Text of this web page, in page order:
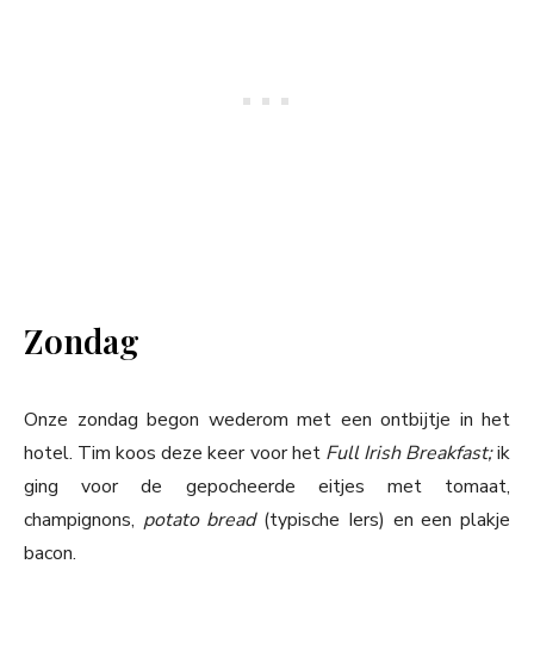
Zondag
Onze zondag begon wederom met een ontbijtje in het
hotel. Tim koos deze keer voor het Full Irish Breakfast;ik
ging voor de gepocheerde eitjes met tomaat,
champignons, potato bread (typische Iers) en een plakje
bacon.